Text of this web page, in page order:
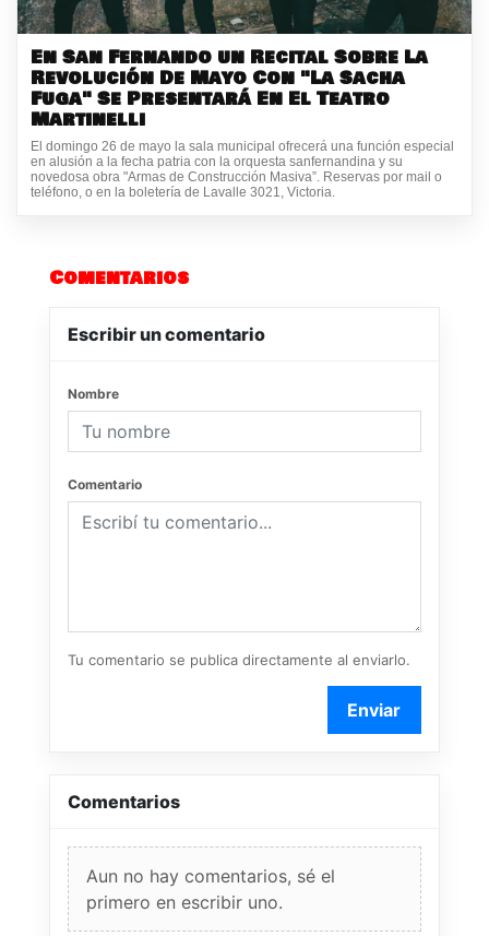
En San Fernando un Recital Sobre La
Revolución De Mayo Con "La Sacha
Fuga" Se Presentará En El Teatro
Martinelli
El domingo 26 de mayo la sala municipal ofrecerá una función especial
en alusión a la fecha patria con la orquesta sanfernandina y su
novedosa obra "Armas de Construcción Masiva”. Reservas por mail o
teléfono, o en la boletería de Lavalle 3021, Victoria.
Comentarios
Escribir un comentario
Nombre
Comentario
Tu comentario se publica directamente al enviarlo.
Enviar
Comentarios
Aun no hay comentarios, sé el
primero en escribir uno.